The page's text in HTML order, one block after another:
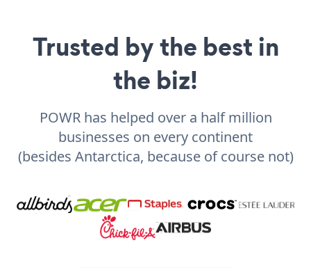
Trusted by the best in
the biz!
POWR has helped over a half million
businesses on every continent
(besides Antarctica, because of course not)